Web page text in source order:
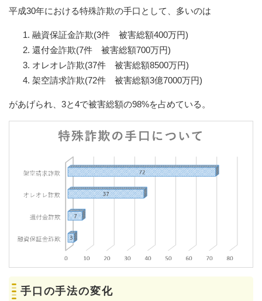
平成30年における特殊詐欺の手口として、多いのは
融資保証金詐欺(3件 被害総額400万円)
還付金詐欺(7件 被害総額700万円)
オレオレ詐欺(37件 被害総額8500万円)
架空請求詐欺(72件 被害総額3億7000万円)
があげられ、3と4で被害総額の98%を占めている。
手口の手法の変化